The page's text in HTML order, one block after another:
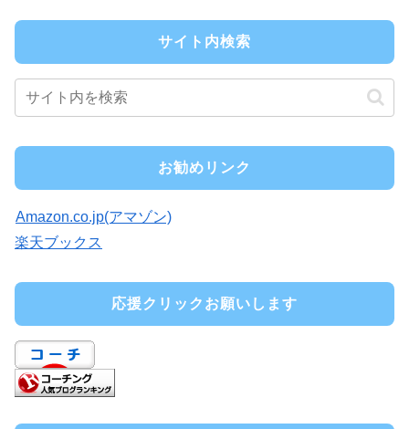
サイト内検索
お勧めリンク
Amazon.co.jp(アマゾン)
楽天ブックス
応援クリックお願いします